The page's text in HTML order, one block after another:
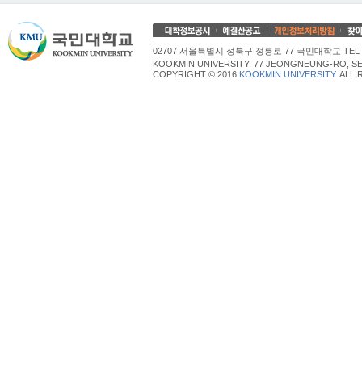
02707 서울특별시 성북구 정릉로 77 국민대학교 TEL
KOOKMIN UNIVERSITY, 77 JEONGNEUNG-RO,
COPYRIGHT © 2016 KOOKMIN UNIVERSITY. ALL